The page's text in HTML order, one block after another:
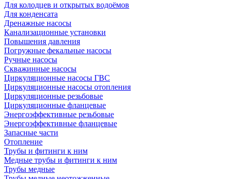
Для колодцев и открытых водоёмов
Для конденсата
Дренажные насосы
Канализационные установки
Повышения давления
Погружные фекальные насосы
Ручные насосы
Скважинные насосы
Циркуляционные насосы ГВС
Циркуляционные насосы отопления
Циркуляционные резьбовые
Циркуляционные фланцевые
Энергоэффективные резьбовые
Энергоэффективные фланцевые
Запасные части
Отопление
Трубы и фитинги к ним
Медные трубы и фитинги к ним
Трубы медные